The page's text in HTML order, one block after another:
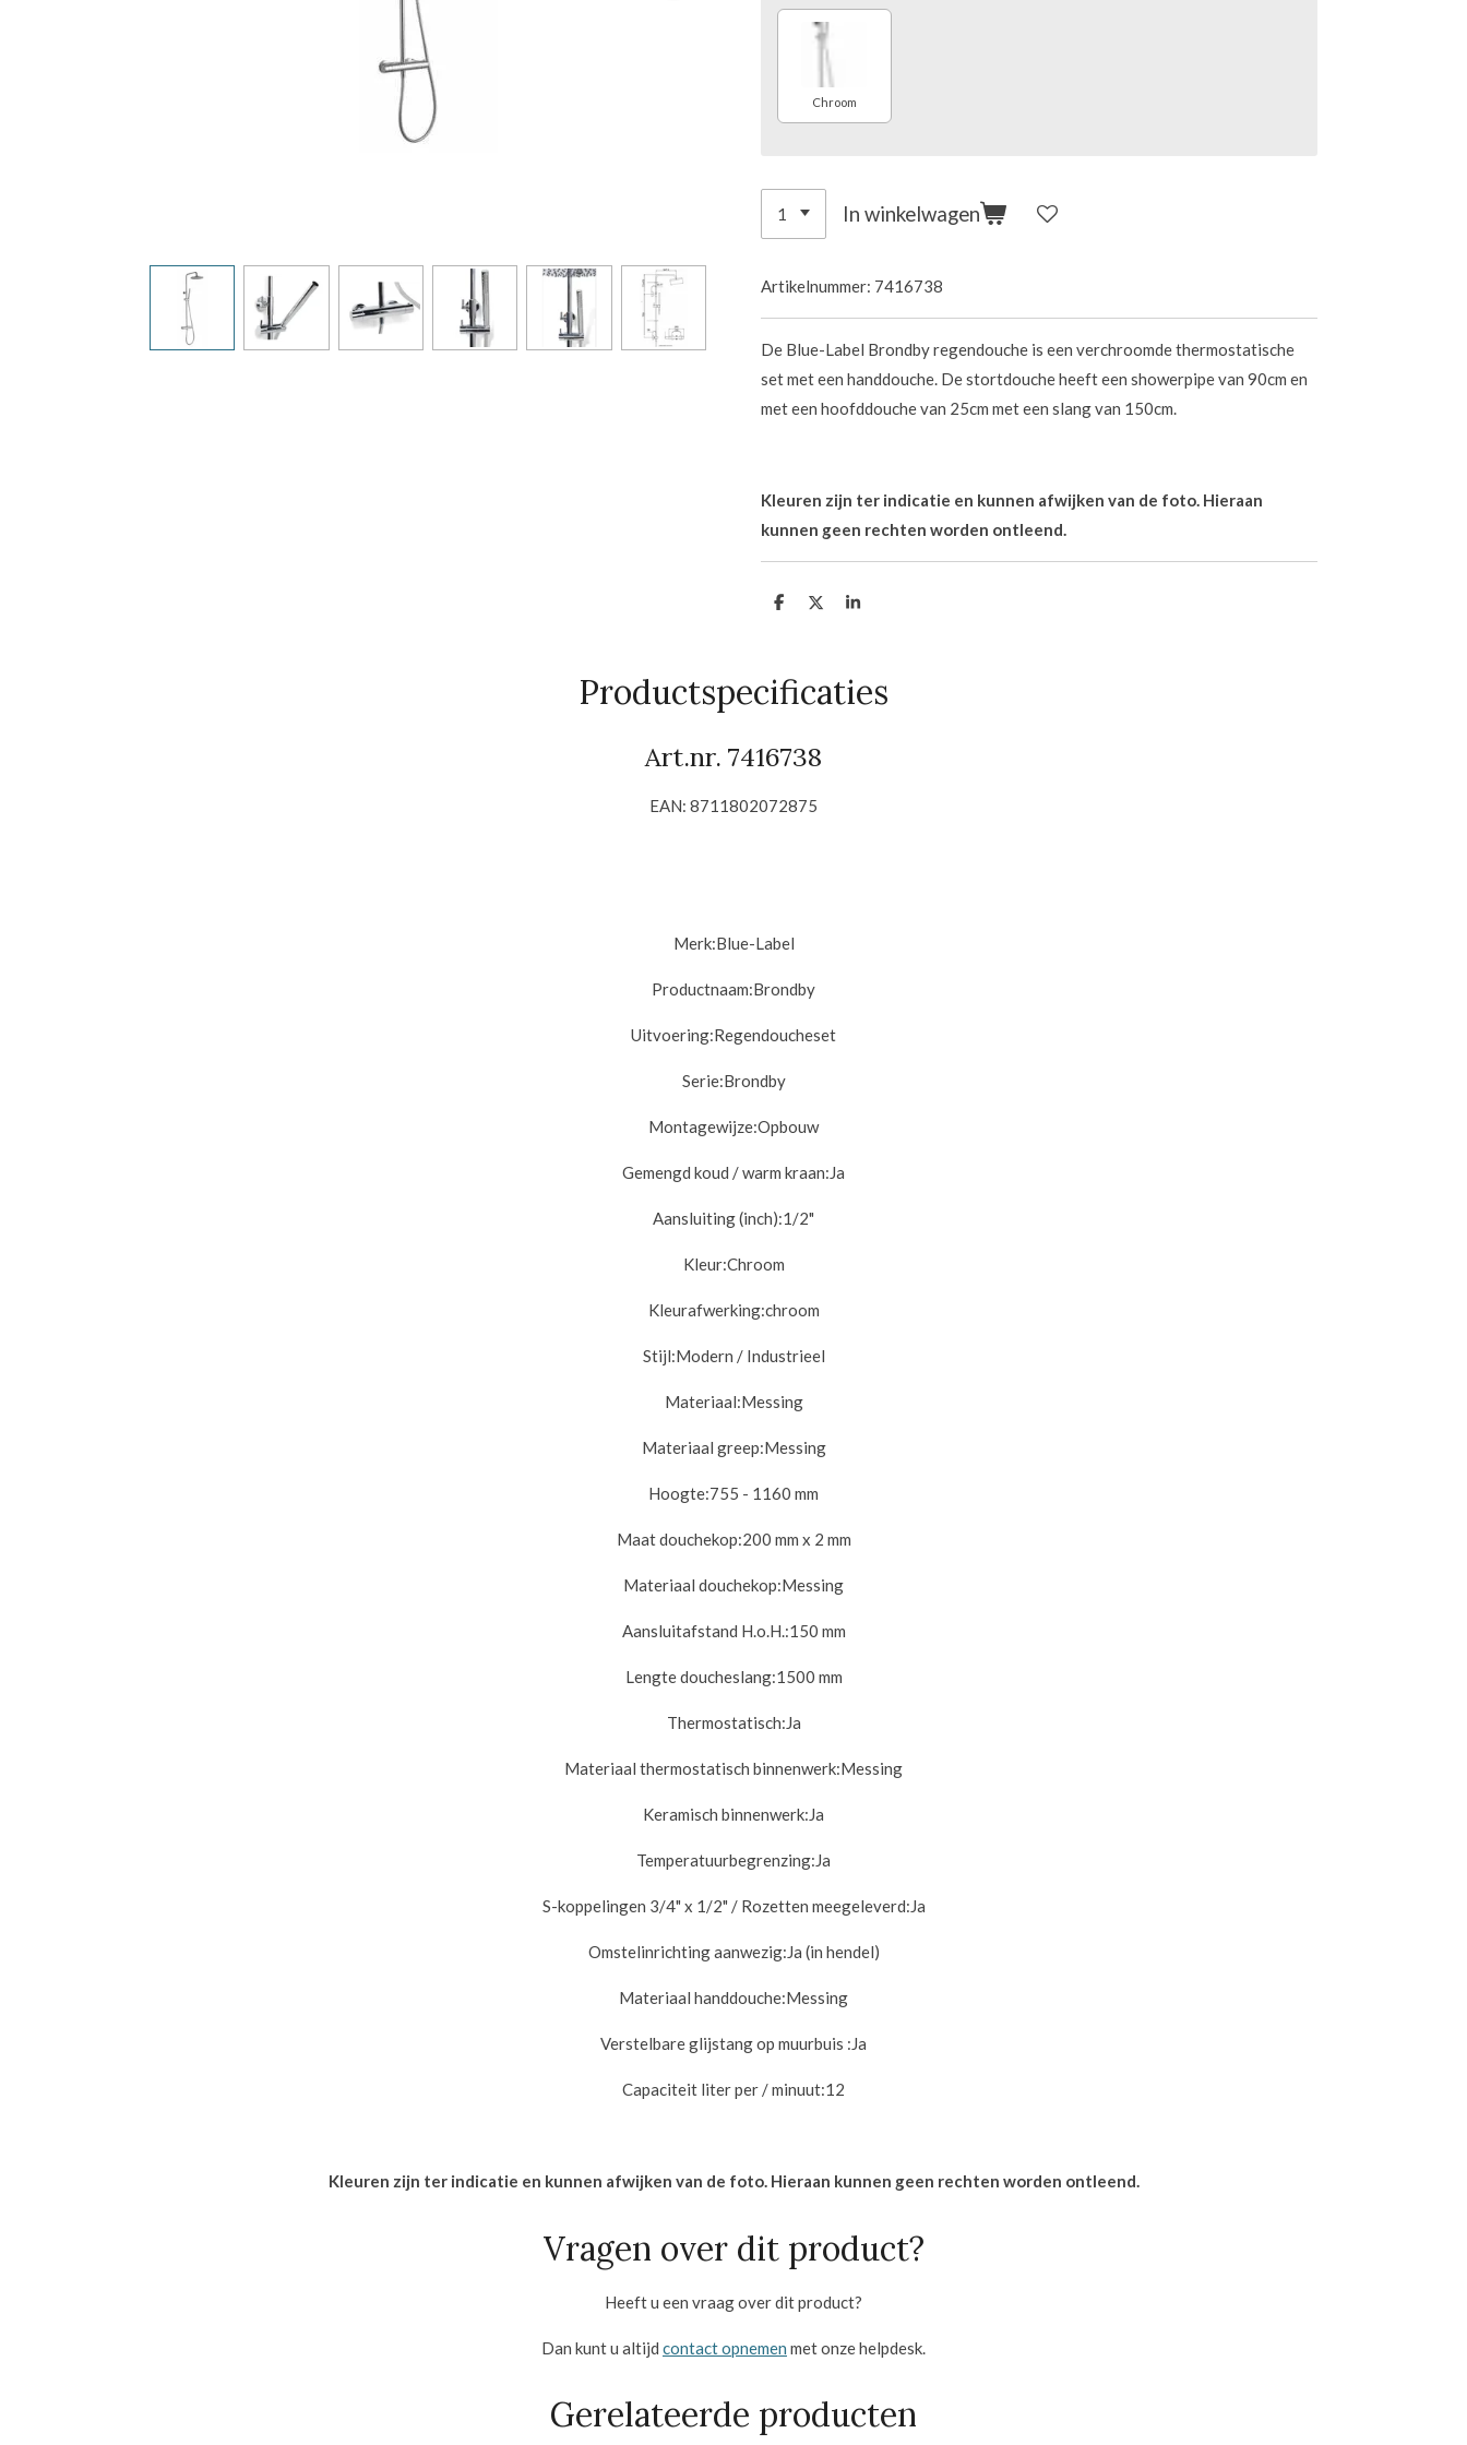
Chroom
In winkelwagen
Artikelnummer: 7416738
De Blue-Label Brondby regendouche is een verchroomde thermostatische
set met een handdouche. De stortdouche heeft een showerpipe van 90cm en
met een hoofddouche van 25cm met een slang van 150cm.
Kleuren zijn ter indicatie en kunnen afwijken van de foto. Hieraan
kunnen geen rechten worden ontleend.
D
D
S
Productspecificaties
Art.nr. 7416738
EAN: 8711802072875
Merk:Blue-Label
Productnaam:Brondby
Uitvoering:Regendoucheset
Serie:Brondby
Montagewijze:Opbouw
Gemengd koud / warm kraan:Ja
Aansluiting (inch):1/2"
Kleur:Chroom
Kleurafwerking:chroom
Stijl:Modern / Industrieel
Materiaal:Messing
Materiaal greep:Messing
Hoogte:755 - 1160 mm
Maat douchekop:200 mm x 2 mm
Materiaal douchekop:Messing
Aansluitafstand H.o.H.:150 mm
Lengte doucheslang:1500 mm
Thermostatisch:Ja
Materiaal thermostatisch binnenwerk:Messing
Keramisch binnenwerk:Ja
Temperatuurbegrenzing:Ja
S-koppelingen 3/4" x 1/2" / Rozetten meegeleverd:Ja
Omstelinrichting aanwezig:Ja (in hendel)
Materiaal handdouche:Messing
Verstelbare glijstang op muurbuis :Ja
Capaciteit liter per / minuut:12
Kleuren zijn ter indicatie en kunnen afwijken van de foto. Hieraan kunnen geen rechten worden ontleend.
Vragen over dit product?
Heeft u een vraag over dit product?
Dan kunt u altijd contact opnemen met onze helpdesk.
Gerelateerde producten